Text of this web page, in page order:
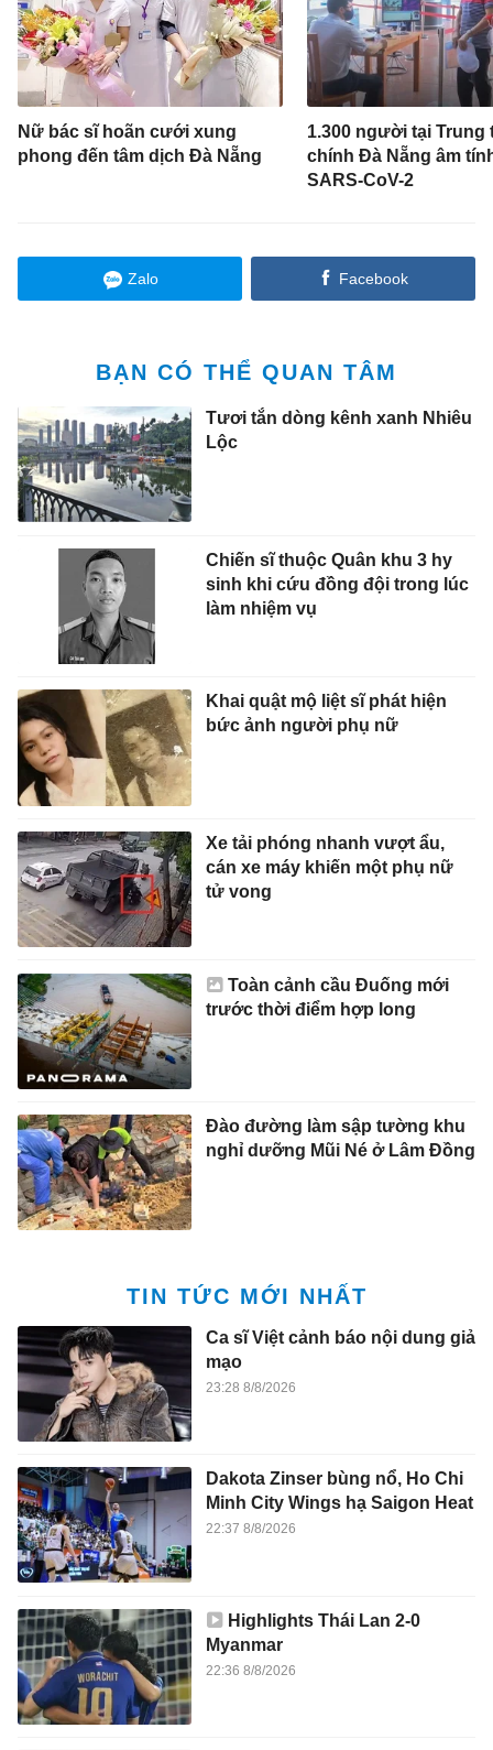
Nữ bác sĩ hoãn cưới xung
phong đến tâm dịch Đà Nẵng
1.300 người tại Trung
chính Đà Nẵng âm
SARS-CoV-2
Zalo Facebook
BẠN CÓ THỂ QUAN TÂM
Tươi tắn dòng kênh xanh Nhiêu
Lộc
Chiến sĩ thuộc Quân khu 3 hy
sinh khi cứu đồng đội trong lúc
làm nhiệm vụ
Khai quật mộ liệt sĩ phát hiện
bức ảnh người phụ nữ
Xe tải phóng nhanh vượt ẩu,
cán xe máy khiến một phụ nữ
tử vong
Toàn cảnh cầu Đuống mới
trước thời điểm hợp long
Đào đường làm sập tường khu
nghỉ dưỡng Mũi Né ở Lâm Đồng
TIN TỨC MỚI NHẤT
Ca sĩ Việt cảnh báo nội dung giả
mạo
23:28 8/8/2026
Dakota Zinser bùng nổ, Ho Chi
Minh City Wings hạ Saigon Heat
22:37 8/8/2026
Highlights Thái Lan 2-0
Myanmar
22:36 8/8/2026